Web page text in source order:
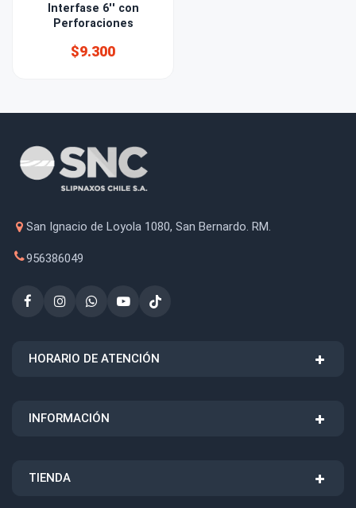
Interfase 6'' con
Perforaciones
$9.300
San Ignacio de Loyola 1080, San Bernardo. RM.
956386049
HORARIO DE ATENCIÓN
INFORMACIÓN
TIENDA